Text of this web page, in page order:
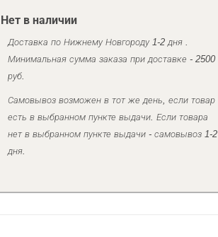
Нет в наличии
Доставка по Нижнему Новгороду 1-2 дня .
Минимальная сумма заказа при доставке - 2500
руб.
Самовывоз возможен в тот же день, если товар
есть в выбранном пункте выдачи. Если товара
нет в выбранном пункте выдачи - самовывоз 1-2
дня.